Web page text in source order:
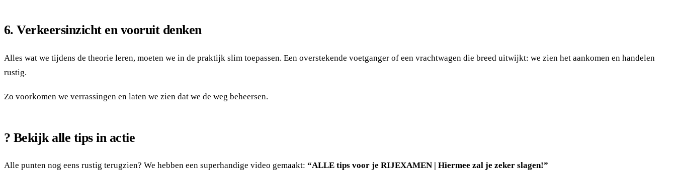
6. Verkeersinzicht en vooruit denken
Alles wat we tijdens de theorie leren, moeten we in de praktijk slim toepassen. Een overstekende voetganger of een vrachtwagen die breed uitwijkt: we zien het aankomen en handelen
rustig.
Zo voorkomen we verrassingen en laten we zien dat we de weg beheersen.
? Bekijk alle tips in actie
Alle punten nog eens rustig terugzien? We hebben een superhandige video gemaakt: “ALLE tips voor je RIJEXAMEN | Hiermee zal je zeker slagen!”